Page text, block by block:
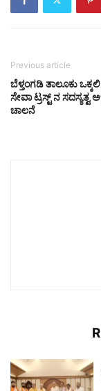
Previous article
ಬೆಳ್ತಂಗಡಿ ತಾಲೂಕು
ಸೇವಾ ಟ್ರಸ್ಟ್ ನ ಸದಸ್ಯತ್ವ
ಚಾಲನೆ